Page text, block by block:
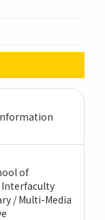
of
/ Multi-Media